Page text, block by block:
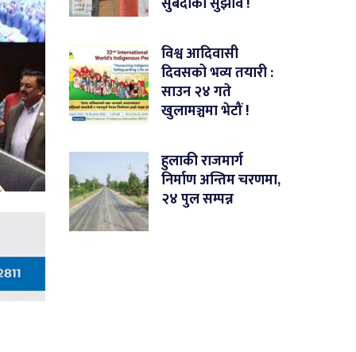
विश्व आदिवासी
दिवसको भव्य तयारी :
साउन २४ गते
खुलामञ्चमा भेटौं !
हुलाकी राजमार्ग
निर्माण अन्तिम चरणमा,
२४ पुल सम्पन्न